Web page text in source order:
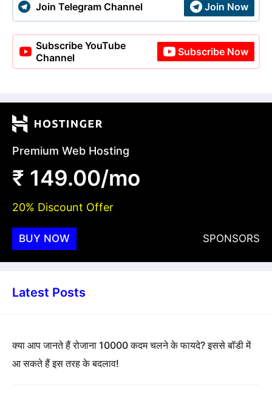
Join Telegram Channel Join Now
Subscribe YouTube
Channel
Subscribe Now
Premium Web Hosting
₹ 149.00/mo
20% Discount Offer
BUY NOW SPONSORS
Latest Posts
क्या आप जानते हैं रोजाना 10000 कदम चलने के फायदे? इससे बॉडी में
आ सकते हैं इस तरह के बदलाव!